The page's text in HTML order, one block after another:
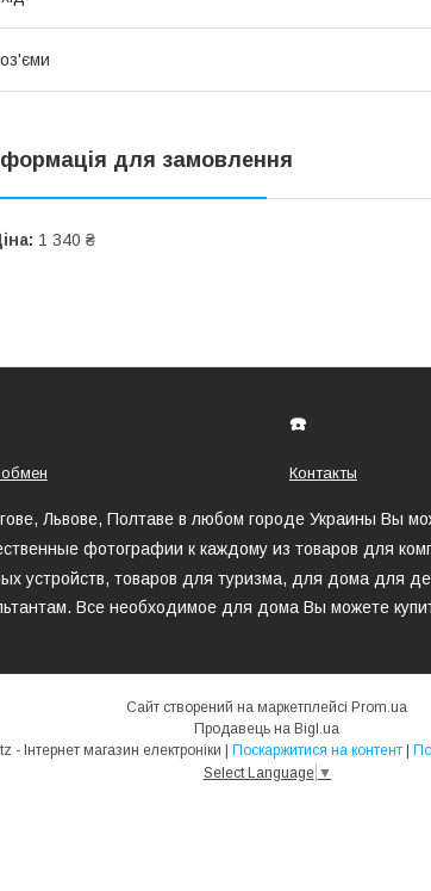
для замовлення
1 340 ₴
☎️
Контакты
Львове, Полтаве в любом городе Украины Вы
фотографии к каждому из товаров для
устройств, товаров для туризма, для дома для
Все необходимое для дома Вы можете
Сайт створений на маркетплейсі Prom.ua
Продавець на Bigl.ua
Поскаржитися на контент
Select Language ▼